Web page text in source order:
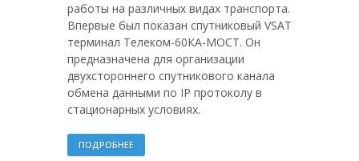
работы на различных видах транспорта.
Впервые был показан спутниковый VSAT
терминал Телеком-60КА-МОСТ. Он
предназначена для организации
двухстороннего спутникового канала
обмена данными по IP протоколу в
стационарных условиях.
ПОДРОБНЕЕ